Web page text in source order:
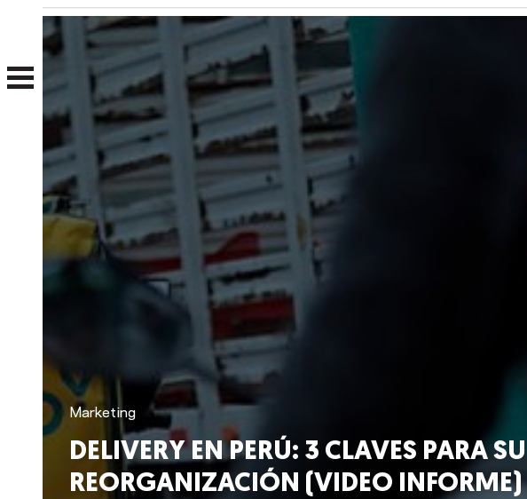
Lo que hacemos
Marketing
DELIVERY EN PERÚ: 3 CLAVES PARA SU
REORGANIZACIÓN (VIDEO INFORME)